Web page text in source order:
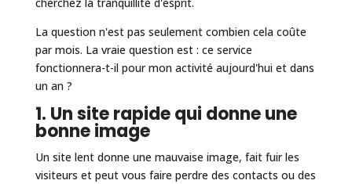
La question n'est pas seulement combien cela coûte
par mois. La vraie question est : ce service
fonctionnera-t-il pour mon activité aujourd'hui et dans
un an ?
1. Un site rapide qui donne une
bonne image
Un site lent donne une mauvaise image, fait fuir les
visiteurs et peut vous faire perdre des contacts ou des